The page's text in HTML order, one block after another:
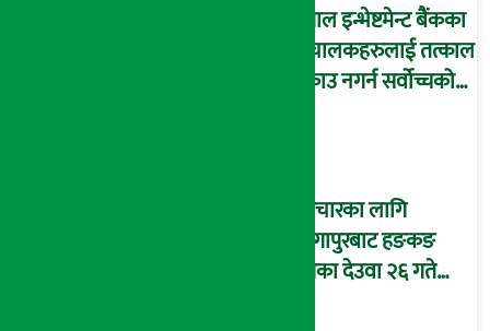
नेपाल इन्भेष्टमेन्ट बैंकका
संचालकहरुलाई तत्काल
पक्राउ नगर्न सर्वोच्चको
उपचारका लागि
सिंगापुरबाट हङकङ
पुगेका देउवा २६ गते